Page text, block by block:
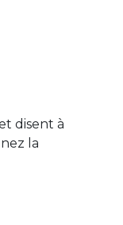
disent à
la